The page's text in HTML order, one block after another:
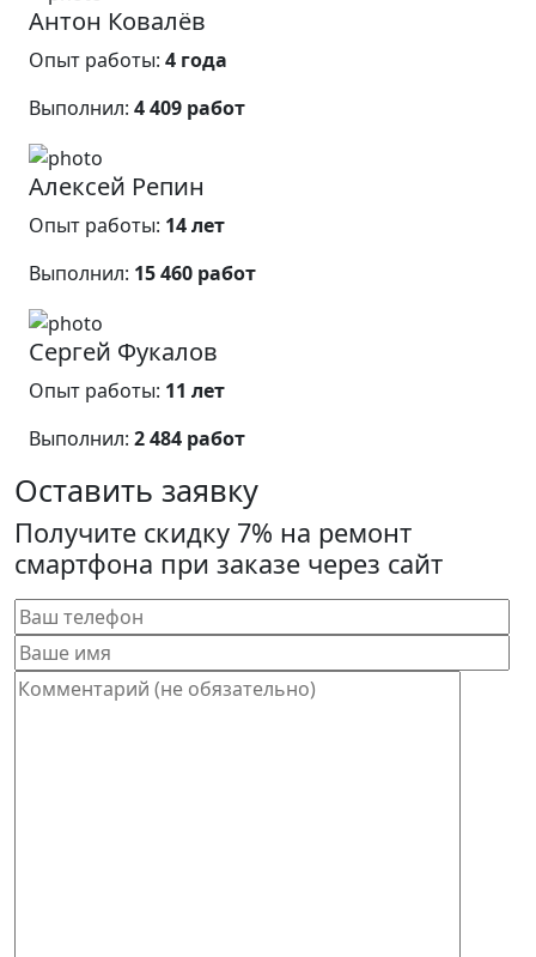
Антон Ковалёв
Опыт работы: 4 года
Выполнил: 4 409 работ
Алексей Репин
Опыт работы: 14 лет
Выполнил: 15 460 работ
Сергей Фукалов
Опыт работы: 11 лет
Выполнил: 2 484 работ
Оставить заявку
Получите скидку 7% на ремонт
смартфона при заказе через сайт